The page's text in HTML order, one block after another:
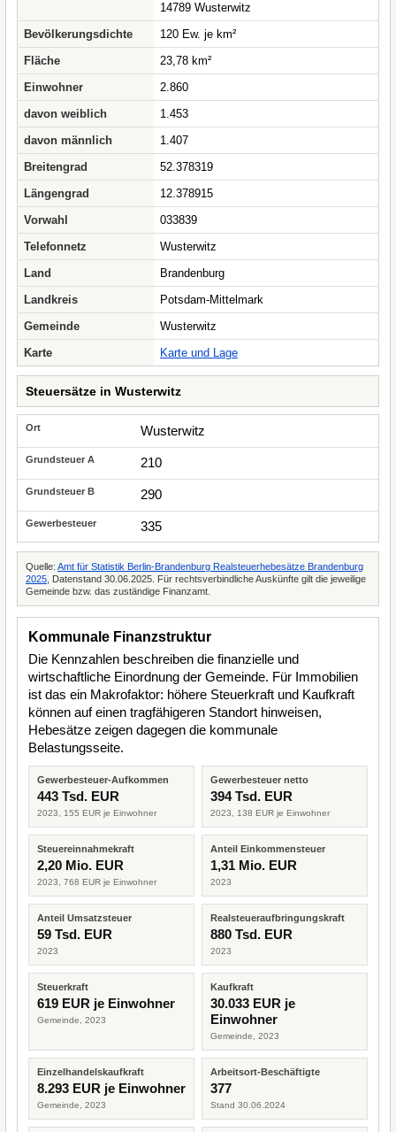
14789 Wusterwitz
Bevölkerungsdichte
120 Ew. je km²
Fläche
23,78 km²
Einwohner
2.860
davon weiblich
1.453
davon männlich
1.407
Breitengrad
52.378319
Längengrad
12.378915
Vorwahl
033839
Telefonnetz
Wusterwitz
Land
Brandenburg
Landkreis
Potsdam-Mittelmark
Gemeinde
Wusterwitz
Karte
Karte und Lage
Steuersätze in Wusterwitz
Wusterwitz
210
290
335
Quelle: Amt für Statistik Berlin-Brandenburg Realsteuerhebesätze Brandenburg
2025 , Datenstand 30.06.2025. Für rechtsverbindliche Auskünfte gilt die jeweilige
Gemeinde bzw. das zuständige Finanzamt.
Kommunale Finanzstruktur
Die Kennzahlen beschreiben die finanzielle und
wirtschaftliche Einordnung der Gemeinde. Für Immobilien
ist das ein Makrofaktor: höhere Steuerkraft und Kaufkraft
können auf einen tragfähigeren Standort hinweisen,
Hebesätze zeigen dagegen die kommunale
Belastungsseite.
Gewerbesteuer-Aufkommen
443 Tsd. EUR
2023, 155 EUR je Einwohner
Gewerbesteuer netto
394 Tsd. EUR
2023, 138 EUR je Einwohner
Steuereinnahmekraft
2,20 Mio. EUR
2023, 768 EUR je Einwohner
Anteil Einkommensteuer
1,31 Mio. EUR
2023
Anteil Umsatzsteuer
59 Tsd. EUR
2023
Realsteueraufbringungskraft
880 Tsd. EUR
2023
Steuerkraft
619 EUR je Einwohner
Gemeinde, 2023
Kaufkraft
30.033 EUR je
Einwohner
Gemeinde, 2023
Einzelhandelskaufkraft
8.293 EUR je Einwohner
Gemeinde, 2023
Arbeitsort-Beschäftigte
377
Stand 30.06.2024